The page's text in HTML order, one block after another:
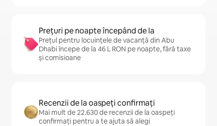
Prețuri pe noapte începând de la
Prețul pentru locuințele de vacanță din Abu
Dhabi începe de la 46 L RON pe noapte, fără taxe
și comisioane
Recenzii de la oaspeți confirmați
Mai mult de 22.630 de recenzii de la oaspeți
confirmați pentru a te ajuta să alegi